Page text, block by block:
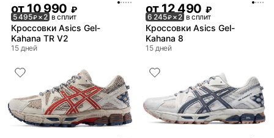
от 10 990 ₽
5 495₽× 2 в сплит
Кроссовки Asics Gel-
Kahana TR V2
15 дней
от 12 490 ₽
6 245₽× 2 в сплит
Кроссовки Asics Gel-
Kahana 8
15 дней